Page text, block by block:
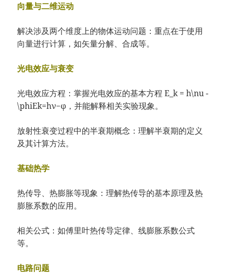
向量与二维运动
解决涉及两个维度上的物体运动问题：重点在于使用
向量进行计算，如矢量分解、合成等。
光电效应与衰变
光电效应方程：掌握光电效应的基本方程 E_k = h\nu -
\phiEk​=hν−ϕ，并能解释相关实验现象。
放射性衰变过程中的半衰期概念：理解半衰期的定义
及其计算方法。
基础热学
热传导、热膨胀等现象：理解热传导的基本原理及热
膨胀系数的应用。
相关公式：如傅里叶热传导定律、线膨胀系数公式
等。
电路问题